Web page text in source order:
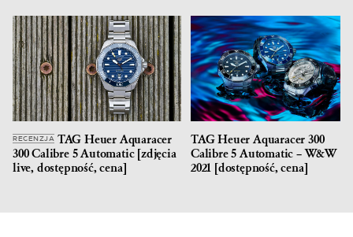
RECENZJA TAG Heuer Aquaracer
300 Calibre 5 Automatic [zdjęcia
live, dostępność, cena]
TAG Heuer Aquaracer 300
Calibre 5 Automatic – W&W
2021 [dostępność, cena]